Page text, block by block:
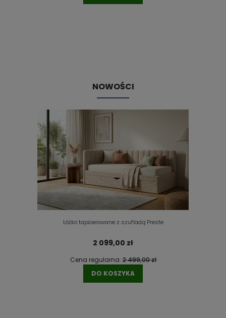
NOWOŚCI
Łóżko tapicerowane z szufladą Preste
2 099,00 zł
Cena regularna:2 499,00 zł
DO KOSZYKA